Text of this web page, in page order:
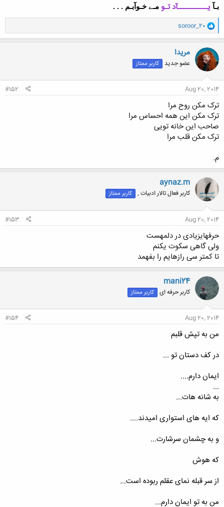
بـآیــــــــــآد تـو مـے خـوآبـم . . .
و
ا
ک
ن
ش
ه
ا
soroor_20
مریدا
عضو جدید کاربر ممتاز
Aug 20, 2014
#152
ترک مکن روح مرا
ترک مکن این همه احساس مرا
صاحب این خانه تویی
ترک مکن قلب مرا
م.
aynaz.m
کاربر فعال تالار ادبیات , کاربر ممتاز
Aug 20, 2014
#153
حرفهایزیادی در دلمهست
ولی گاهی سکوت یکنم
تا کمتر سی رازهایم را بفهمد
mani24
کاربر حرفه ای کاربر ممتاز
Aug 20, 2014
#154
من به تپش قلبم
در کف دستان تو ...
ایمان دارم....
...
به شانه هات...
که ایه های استواری امیدند....
و به چشمان سرشارت...
که هوش
از سر قبله نمای عقلم ربوده است...
من به تو ایمان دارم...